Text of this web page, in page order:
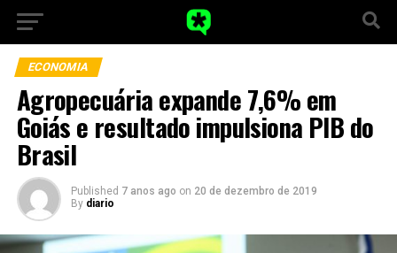
ECONOMIA
Agropecuária expande 7,6% em
Goiás e resultado impulsiona PIB do
Brasil
Published 7 anos ago on 20 de dezembro de 2019
By diario